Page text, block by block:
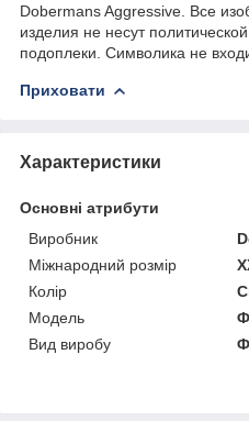
Dobermans Aggressive. Все
изделия не несут
подоплеки. Символика не
Приховати
Характеристики
Основні атрибути
Виробник
Міжнародний розмір
Колір
Модель
Вид виробу